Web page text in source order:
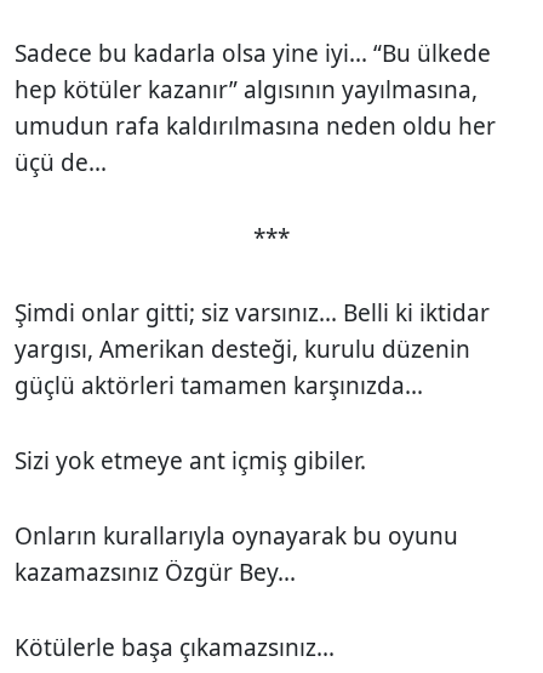
Sadece bu kadarla olsa yine iyi... “Bu ülkede
hep kötüler kazanır” algısının yayılmasına,
umudun rafa kaldırılmasına neden oldu her
üçü de...
***
Şimdi onlar gitti; siz varsınız... Belli ki iktidar
yargısı, Amerikan desteği, kurulu düzenin
güçlü aktörleri tamamen karşınızda...
Sizi yok etmeye ant içmiş gibiler.
Onların kurallarıyla oynayarak bu oyunu
kazamazsınız Özgür Bey...
Kötülerle başa çıkamazsınız...